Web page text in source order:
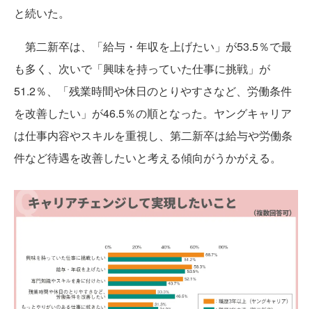
と続いた。
第二新卒は、「給与・年収を上げたい」が53.5％で最
も多く、次いで「興味を持っていた仕事に挑戦」が
51.2％、「残業時間や休日のとりやすさなど、労働条件
を改善したい」が46.5％の順となった。ヤングキャリア
は仕事内容やスキルを重視し、第二新卒は給与や労働条
件など待遇を改善したいと考える傾向がうかがえる。